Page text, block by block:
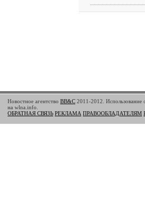
Новостное агентство BB&C 2011-2012. Использование
на wlna.info.
ОБРАТНАЯ СВЯЗЬ РЕКЛАМА ПРАВООБЛАДАТЕЛЯМ